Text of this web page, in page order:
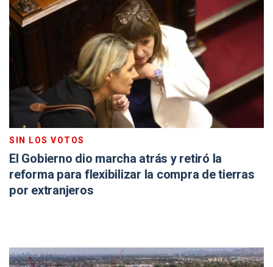
SIN LOS VOTOS
El Gobierno dio marcha atrás y retiró la
reforma para flexibilizar la compra de tierras
por extranjeros